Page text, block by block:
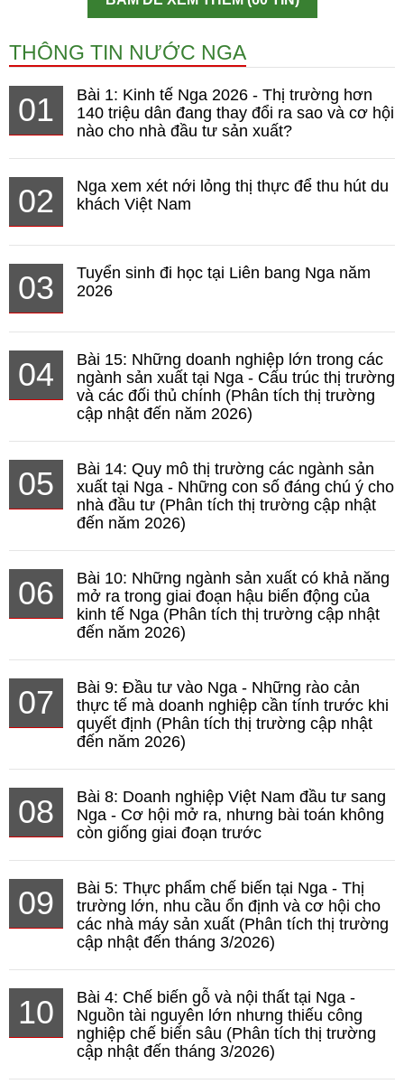
THÔNG TIN NƯỚC NGA
01
Bài 1: Kinh tế Nga 2026 - Thị trường hơn
140 triệu dân đang thay đổi ra sao và cơ hội
nào cho nhà đầu tư sản xuất?
02
Nga xem xét nới lỏng thị thực để thu hút du
khách Việt Nam
03
Tuyển sinh đi học tại Liên bang Nga năm
2026
04
Bài 15: Những doanh nghiệp lớn trong các
ngành sản xuất tại Nga - Cấu trúc thị trường
và các đối thủ chính (Phân tích thị trường
cập nhật đến năm 2026)
05
Bài 14: Quy mô thị trường các ngành sản
xuất tại Nga - Những con số đáng chú ý cho
nhà đầu tư (Phân tích thị trường cập nhật
đến năm 2026)
06
Bài 10: Những ngành sản xuất có khả năng
mở ra trong giai đoạn hậu biến động của
kinh tế Nga (Phân tích thị trường cập nhật
đến năm 2026)
07
Bài 9: Đầu tư vào Nga - Những rào cản
thực tế mà doanh nghiệp cần tính trước khi
quyết định (Phân tích thị trường cập nhật
đến năm 2026)
08
Bài 8: Doanh nghiệp Việt Nam đầu tư sang
Nga - Cơ hội mở ra, nhưng bài toán không
còn giống giai đoạn trước
09
Bài 5: Thực phẩm chế biến tại Nga - Thị
trường lớn, nhu cầu ổn định và cơ hội cho
các nhà máy sản xuất (Phân tích thị trường
cập nhật đến tháng 3/2026)
10
Bài 4: Chế biến gỗ và nội thất tại Nga -
Nguồn tài nguyên lớn nhưng thiếu công
nghiệp chế biến sâu (Phân tích thị trường
cập nhật đến tháng 3/2026)